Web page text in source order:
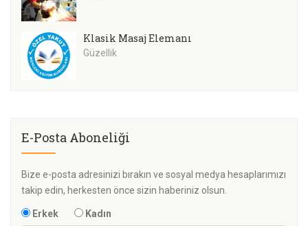
Klasik Masaj Elemanı
Güzellik
E-Posta Aboneliği
Bize e-posta adresinizi bırakın ve sosyal medya hesaplarımızı
takip edin, herkesten önce sizin haberiniz olsun.
Erkek Kadın